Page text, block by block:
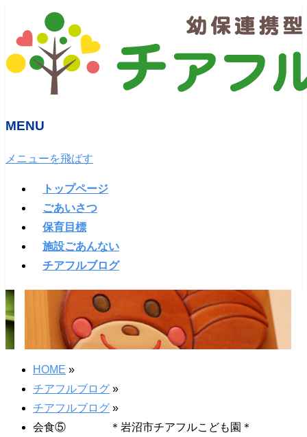
MENU
メニューを飛ばす
トップページ
ごあいさつ
保育目標
施設ごあんない
チアフルブログ
HOME »
チアフルブログ »
チアフルブログ »
会食⑤ ＊岩沼市チアフルこども園＊